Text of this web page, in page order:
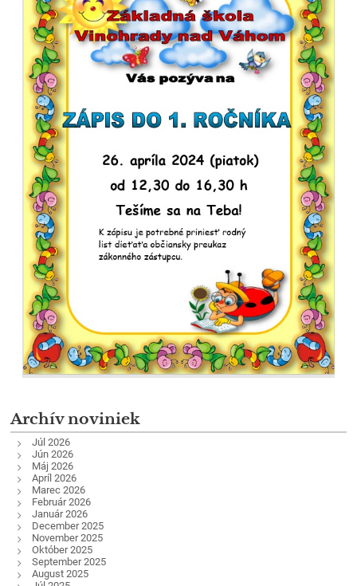
Archív noviniek
Júl 2026
Jún 2026
Máj 2026
Apríl 2026
Marec 2026
Február 2026
Január 2026
December 2025
November 2025
Október 2025
September 2025
August 2025